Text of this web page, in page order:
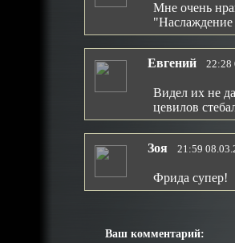
Мне очень
Евгений 22:28
Видел их не
цевилов
Зоя 21:59
Фрида супер!
Ваш комментарий: